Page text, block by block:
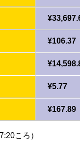
¥106.37
¥5.77
¥167.89
ころ）